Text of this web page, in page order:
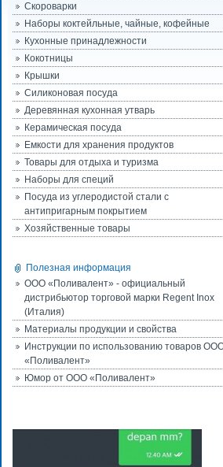
Скороварки
Наборы коктейльные, чайные, кофейные
Кухонные принадлежности
Кокотницы
Крышки
Силиконовая посуда
Деревянная кухонная утварь
Керамическая посуда
Емкости для хранения продуктов
Товары для отдыха и туризма
Наборы для специй
Посуда из углеродистой стали с
антипригарным покрытием
Хозяйственные товары
Полезная информация
ООО «Поливалент» - официальный
дистрибьютор торговой марки Regent Inox
(Италия)
Материалы продукции и свойства
Инструкции по использованию товаров
«Поливалент»
Юмор от ООО «Поливалент»